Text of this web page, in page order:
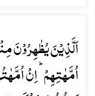
اَلَّذِیۡنَ یُظٰہِرُوۡنَ
اُمَّہٰتِہِمۡ ؕ اِنۡ